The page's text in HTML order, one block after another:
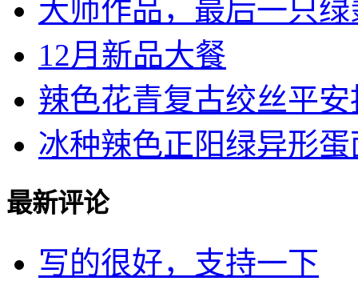
大师作品，最后一只绿
12月新品大餐
辣色花青复古绞丝平安
冰种辣色正阳绿异形蛋
最新评论
写的很好，支持一下